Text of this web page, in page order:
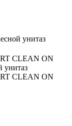
унитаз